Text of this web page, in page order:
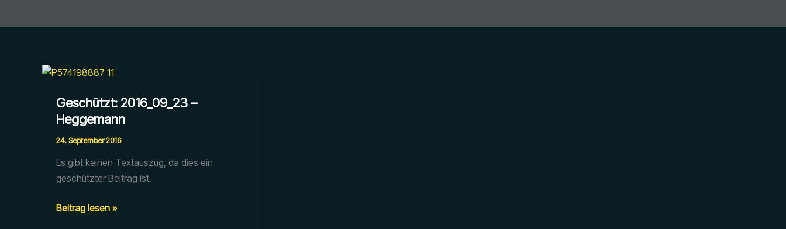
Geschützt: 2016_09_23 –
Heggemann
24. September 2016
Es gibt keinen Textauszug, da dies ein
geschützter Beitrag ist.
Geschützt:
Beitrag lesen »